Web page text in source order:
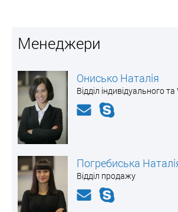
Менеджери
Онисько Наталія
Відділ індивідуального
Погребиська
Відділ продажу